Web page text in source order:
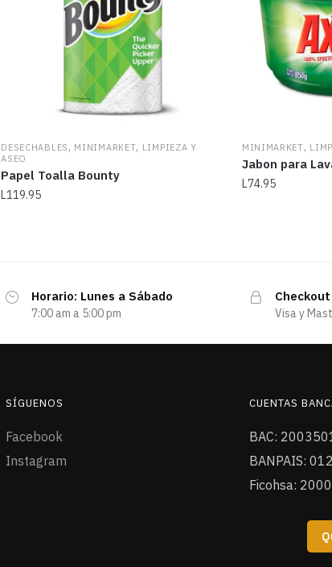
DESECHABLES , MINIMARKET, LIMPIEZA Y
ASEO
Papel Toalla Bounty
L119.95
MINIMARKET,
Jabon para
L74.95
Horario: Lunes a Sábado
7:00 am a 5:00 pm Visa y
SÍGUENOS
Facebook
Instagram
CUENTAS
BAC:
BANPAIS:
Ficohsa: